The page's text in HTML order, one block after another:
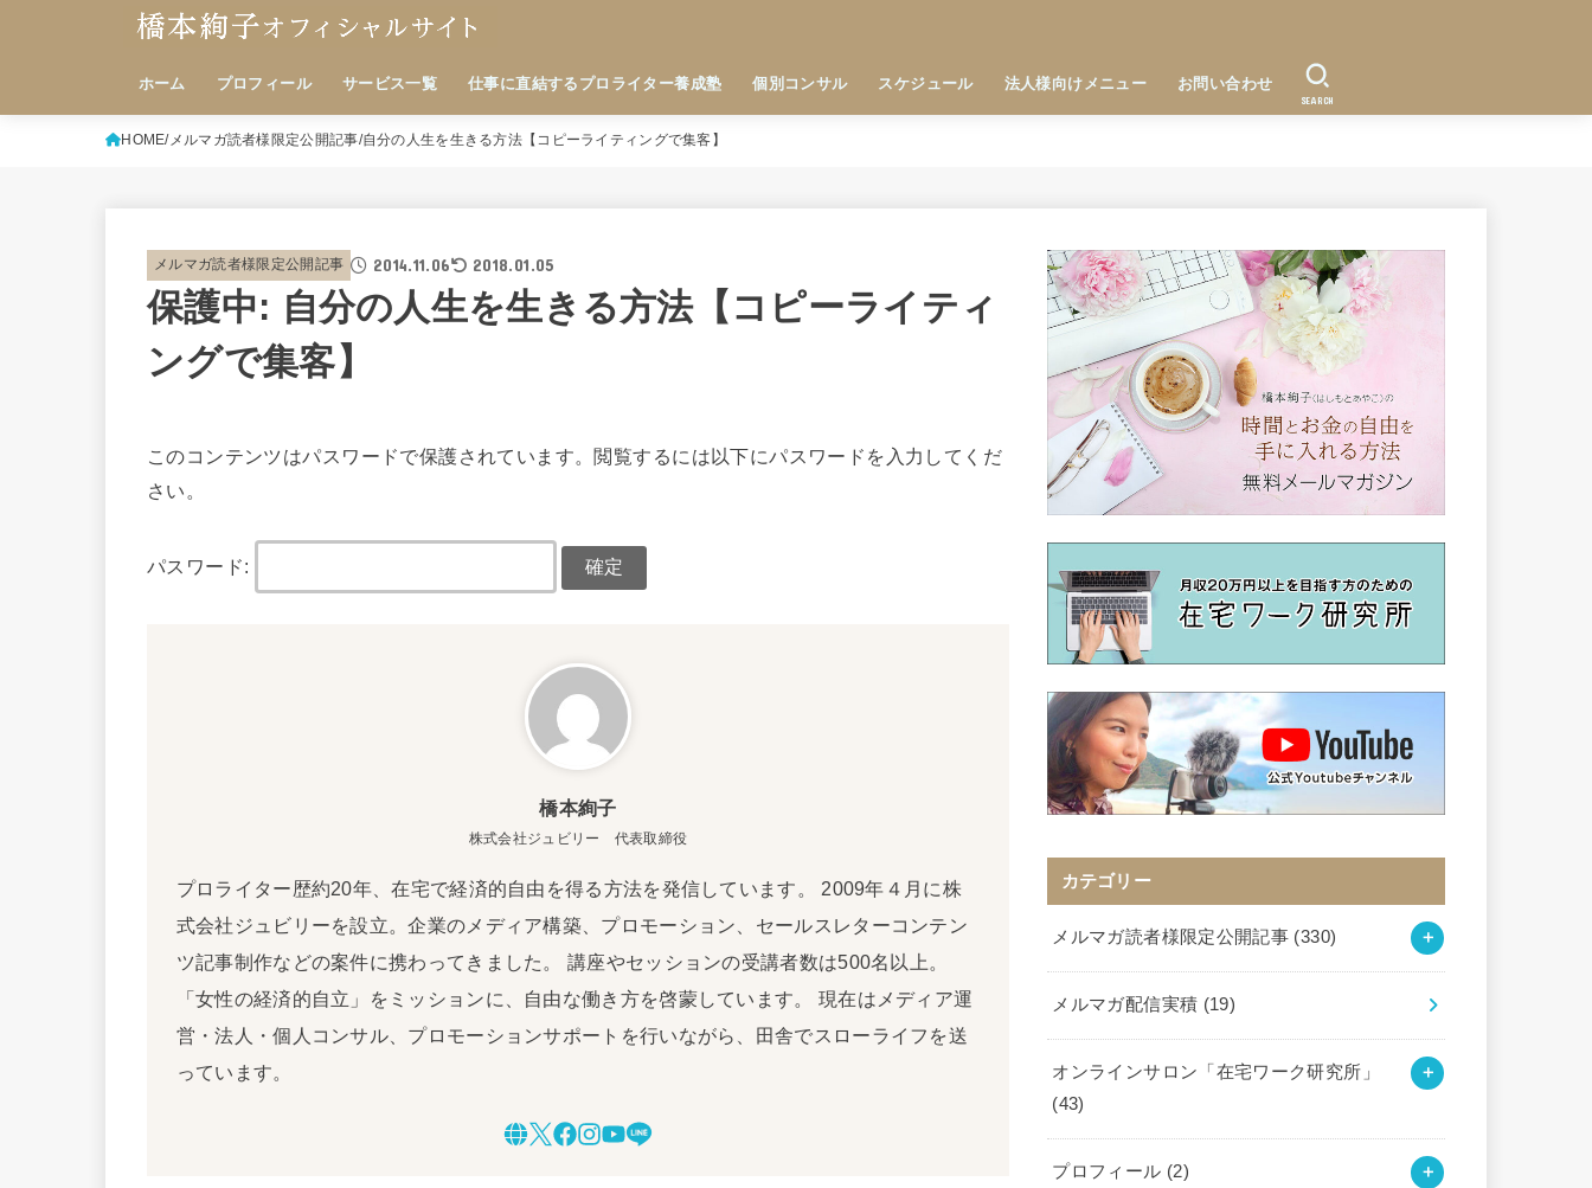
ホーム プロフィール サービス一覧 仕事に直結するプロライター養成塾 個別コンサル スケジュール 法人様向けメニュー お問い合わせ
SEARCH
HOME メルマガ読者様限定公開記事 自分の人生を生きる方法【コピーライティングで集客】
メルマガ読者様限定公開記事 2014.11.06 2018.01.05
保護中: 自分の人生を生きる方法【コピーライティ
ングで集客】
このコンテンツはパスワードで保護されています。閲覧するには以下にパスワードを入力してくだ
さい。
パスワード:
橋本絢子
株式会社ジュビリー 代表取締役
プロライター歴約20年、在宅で経済的自由を得る方法を発信しています。 2009年４月に株
式会社ジュビリーを設立。企業のメディア構築、プロモーション、セールスレターコンテン
ツ記事制作などの案件に携わってきました。 講座やセッションの受講者数は500名以上。
「女性の経済的自立」をミッションに、自由な働き方を啓蒙しています。 現在はメディア運
営・法人・個人コンサル、プロモーションサポートを行いながら、田舎でスローライフを送
っています。
カテゴリー
メルマガ読者様限定公開記事 (330)
メルマガ配信実積 (19)
オンラインサロン「在宅ワーク研究所」
(43)
プロフィール (2)